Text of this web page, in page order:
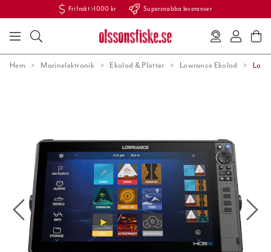
Fri frakt >1000 kr Supersnabba leveranser
Hem Marinelektronik Ekolod & Plotter Lowrance Ekolod